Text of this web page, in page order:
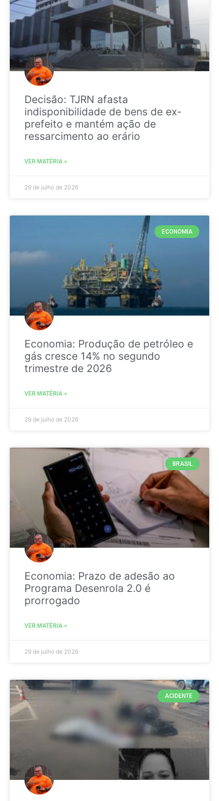
Decisão: TJRN afasta
indisponibilidade de bens de ex-
prefeito e mantém ação de
ressarcimento ao erário
VER MATÉRIA »
29 de julho de 2026
ECONOMIA
Economia: Produção de petróleo e
gás cresce 14% no segundo
trimestre de 2026
VER MATÉRIA »
29 de julho de 2026
BRASIL
Economia: Prazo de adesão ao
Programa Desenrola 2.0 é
prorrogado
VER MATÉRIA »
29 de julho de 2026
ACIDENTE